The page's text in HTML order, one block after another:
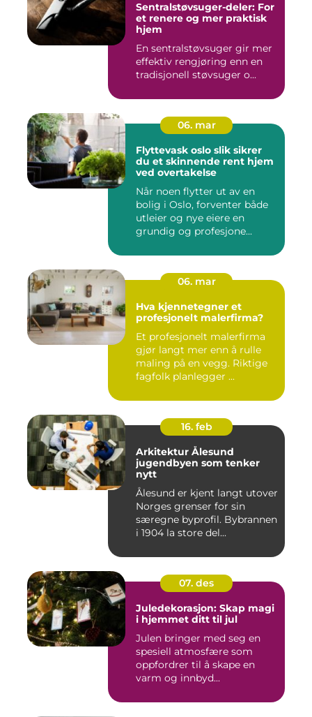
Sentralstøvsuger-deler: For
et renere og mer praktisk
hjem
En sentralstøvsuger gir mer
effektiv rengjøring enn en
tradisjonell støvsuger o...
06. mar
Flyttevask oslo slik sikrer
du et skinnende rent hjem
ved overtakelse
Når noen flytter ut av en
bolig i Oslo, forventer både
utleier og nye eiere en
grundig og profesjone...
06. mar
Hva kjennetegner et
profesjonelt malerfirma?
Et profesjonelt malerfirma
gjør langt mer enn å rulle
maling på en vegg. Riktige
fagfolk planlegger ...
16. feb
Arkitektur Ålesund
jugendbyen som tenker
nytt
Ålesund er kjent langt utover
Norges grenser for sin
særegne byprofil. Bybrannen
i 1904 la store del...
07. des
Juledekorasjon: Skap magi
i hjemmet ditt til jul
Julen bringer med seg en
spesiell atmosfære som
oppfordrer til å skape en
varm og innbyd...